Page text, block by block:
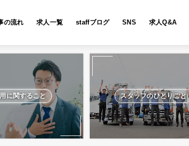
の流れ 求人一覧 staffブログ SNS 求人Q&A
に関すること スタッフのひとりごと